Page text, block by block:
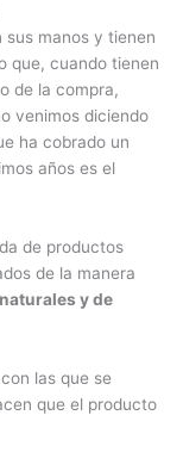
sus manos y tienen
que, cuando tienen
de la compra,
venimos diciendo
ha cobrado un
años es el
de productos
de la manera
y de
las que se
que el producto